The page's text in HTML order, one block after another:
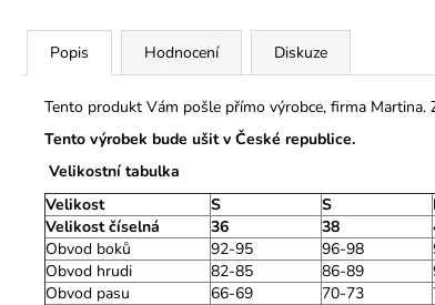
Popis Hodnocení Diskuze
Tento produkt Vám pošle přímo výrobce, firma
Tento výrobek bude ušit v České republice.
Velikostní tabulka
Velikost
S S
Velikost číselná
36 38
Obvod boků
92-95 96-98
Obvod hrudi
82-85 86-89
Obvod pasu
66-69 70-73